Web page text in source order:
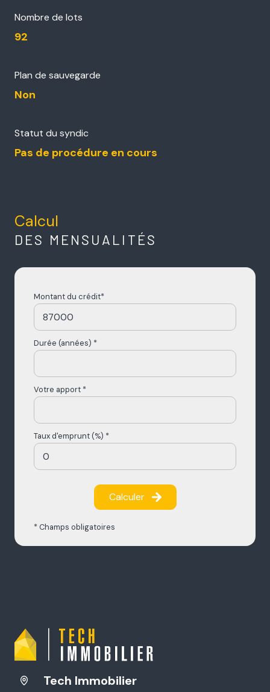
Nombre de lots
92
Plan de sauvegarde
Non
Statut du syndic
Pas de procédure en cours
Calcul
DES MENSUALITÉS
Montant du crédit*
Durée (années) *
Votre apport *
Taux d'emprunt (%) *
Calculer
* Champs obligatoires
Tech Immobilier